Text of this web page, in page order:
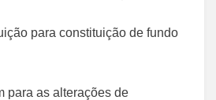
para constituição de fundo
para as alterações de